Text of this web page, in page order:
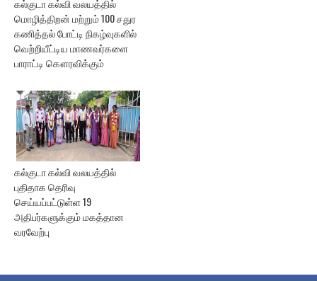
கல்குடா கல்வி வலயத்தில்
மொழித்திறன் மற்றும் 100 சதுர
கணித்தல் போட்டி நிகழ்வுகளில்
வெற்றியீட்டிய மாணவர்களை
பாராட்டி கௌரவிக்கும்
கல்குடா கல்வி வலயத்தில்
புதிதாக தெரிவு
செய்யப்பட்டுள்ள 19
அதிபர்களுக்கும் மகத்தான
வரவேற்பு